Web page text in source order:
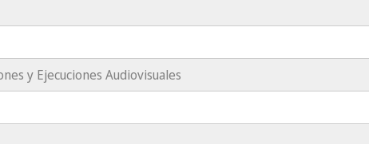
y Ejecuciones Audiovisuales